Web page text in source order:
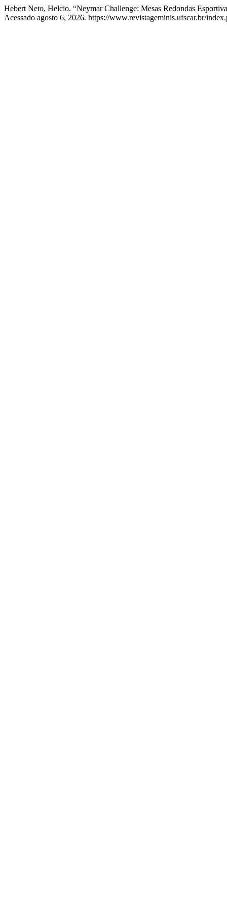
Hebert Neto, Helcio. “Neymar Challenge: Mesas Redondas
Acessado agosto 6, 2026. https://www.revistageminis.ufscar.br/